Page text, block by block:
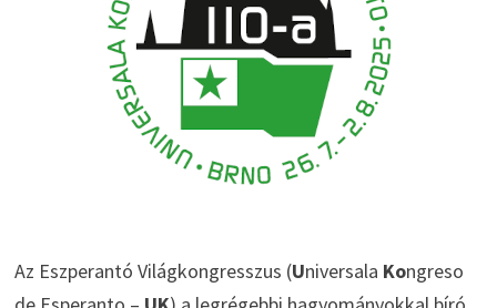
Az Eszperantó Világkongresszus (Universala Kongreso